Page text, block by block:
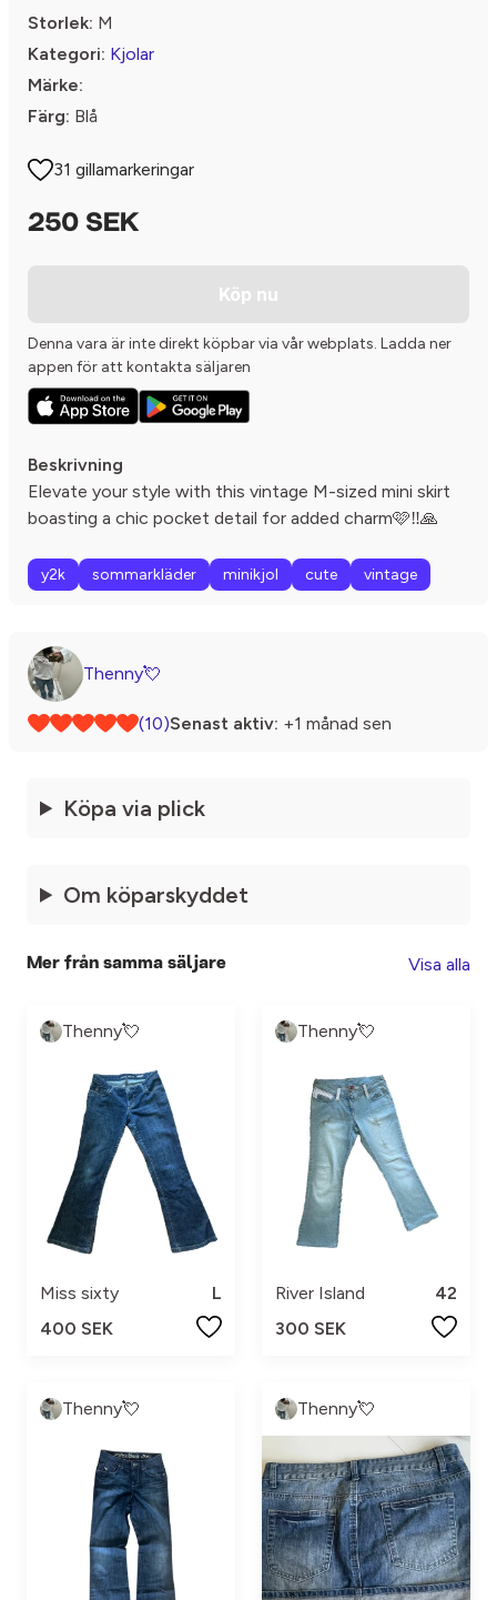
Storlek: M
Kategori: Kjolar
Märke:
Färg: Blå
31 gillamarkeringar
250 SEK
Köp nu
Denna vara är inte direkt köpbar via vår webplats. Ladda ner
appen för att kontakta säljaren
Beskrivning
Elevate your style with this vintage M-sized mini skirt
boasting a chic pocket detail for added charm🩷‼️🙏
y2k sommarkläder minikjol cute vintage
Thenny💘
(10)Senast aktiv: +1 månad sen
Köpa via plick
Om köparskyddet
Mer från samma säljare Visa alla
Thenny💘
Miss sixty
L
400 SEK
Thenny💘
River Island
42
300 SEK
Thenny💘 Thenny💘